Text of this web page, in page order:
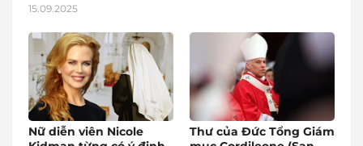
15.09.2025
Nữ diễn viên Nicole
Thư của Đức Tổng Giám